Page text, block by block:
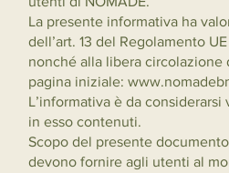
La presente informativa ha
dell’art. 13 del Regolamento
nonché alla libera
pagina iniziale:
L’informativa è da considerarsi
in esso contenuti.
Scopo del presente
devono fornire agli utenti al